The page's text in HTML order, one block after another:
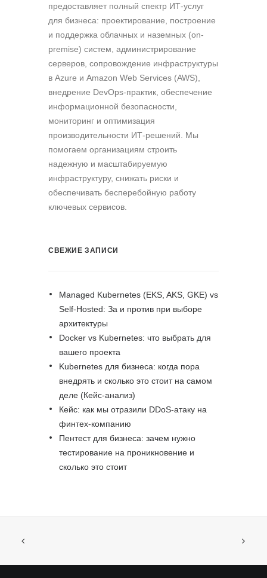
предоставляет полный спектр ИТ-услуг
для бизнеса: проектирование, построение
и поддержка облачных и наземных (on-
premise) систем, администрирование
серверов, сопровождение инфраструктуры
в Azure и Amazon Web Services (AWS),
внедрение DevOps-практик, обеспечение
информационной безопасности,
мониторинг и оптимизация
производительности ИТ-решений. Мы
помогаем организациям строить
надежную и масштабируемую
инфраструктуру, снижать риски и
обеспечивать бесперебойную работу
ключевых сервисов.
СВЕЖИЕ ЗАПИСИ
Managed Kubernetes (EKS, AKS, GKE) vs
Self-Hosted: За и против при выборе
архитектуры
Docker vs Kubernetes: что выбрать для
вашего проекта
Kubernetes для бизнеса: когда пора
внедрять и сколько это стоит на самом
деле (Кейс-анализ)
Кейс: как мы отразили DDoS-атаку на
финтех-компанию
Пентест для бизнеса: зачем нужно
тестирование на проникновение и
сколько это стоит